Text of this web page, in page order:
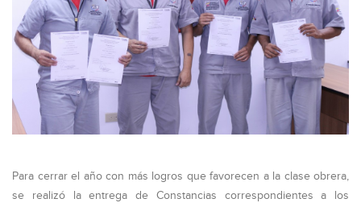
Para cerrar el año con más logros que favorecen a la clase obrera,
se realizó la entrega de Constancias correspondientes a los